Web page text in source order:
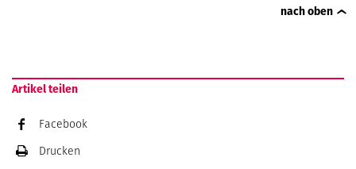
nach oben
Artikel teilen
Facebook
Drucken